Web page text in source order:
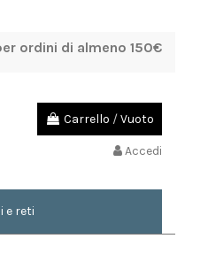
ordini di almeno 150€
Carrello /Vuoto
Accedi
e reti